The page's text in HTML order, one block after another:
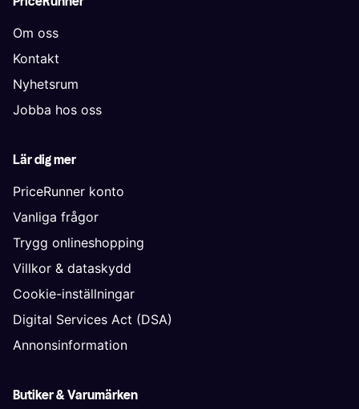
Om oss
Kontakt
Nyhetsrum
Jobba hos oss
Lär dig mer
PriceRunner konto
Vanliga frågor
Trygg onlineshopping
Villkor & dataskydd
Cookie-inställningar
Digital Services Act (DSA)
Annonsinformation
Butiker & Varumärken